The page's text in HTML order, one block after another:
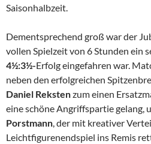
Saisonhalbzeit.
Dementsprechend groß war der
vollen Spielzeit von 6 Stunden ein
4½:3½-Erfolg eingefahren war.
neben den erfolgreichen
Daniel Rekstenzum einen
eine schöne Angriffspartie gelang,
Porstmann, der mit kreativer
Leichtfigurenendspiel ins Remis